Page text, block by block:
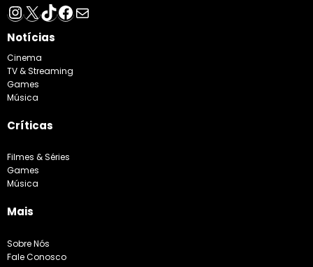
Instagram
X TikTok
Facebook
E-mail
Notícias
Cinema
TV & Streaming
Games
Música
Críticas
Filmes & Séries
Games
Música
Mais
Sobre Nós
Fale Conosco